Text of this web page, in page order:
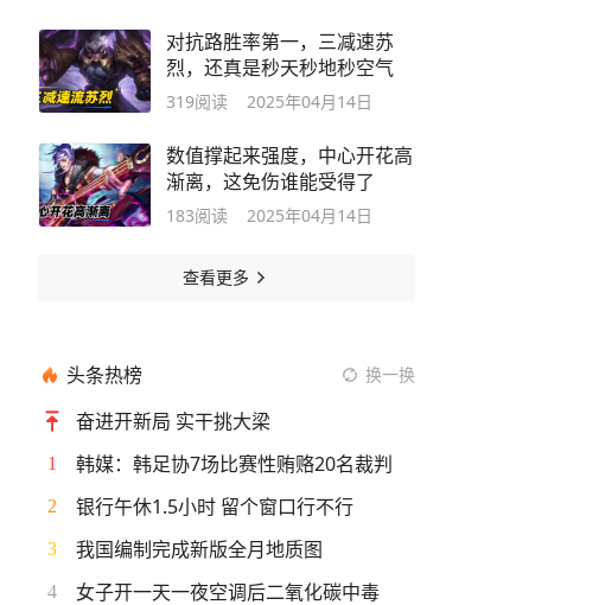
对抗路胜率第一，三减速苏
烈，还真是秒天秒地秒空气
319阅读 2025年04月14日
数值撑起来强度，中心开花高
渐离，这免伤谁能受得了
183阅读 2025年04月14日
查看更多
头条热榜 换一换
奋进开新局 实干挑大梁
1 韩媒：韩足协7场比赛性贿赂20名裁判
2 银行午休1.5小时 留个窗口行不行
3 我国编制完成新版全月地质图
4 女子开一天一夜空调后二氧化碳中毒